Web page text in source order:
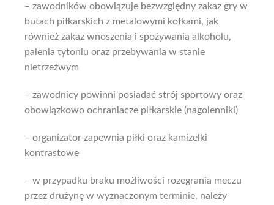
– zawodników obowiązuje bezwzględny zakaz gry w
butach piłkarskich z metalowymi kołkami, jak
również zakaz wnoszenia i spożywania alkoholu,
palenia tytoniu oraz przebywania w stanie
nietrzeźwym
– zawodnicy powinni posiadać strój sportowy oraz
obowiązkowo ochraniacze piłkarskie (nagolenniki)
– organizator zapewnia piłki oraz kamizelki
kontrastowe
– w przypadku braku możliwości rozegrania meczu
przez drużynę w wyznaczonym terminie, należy